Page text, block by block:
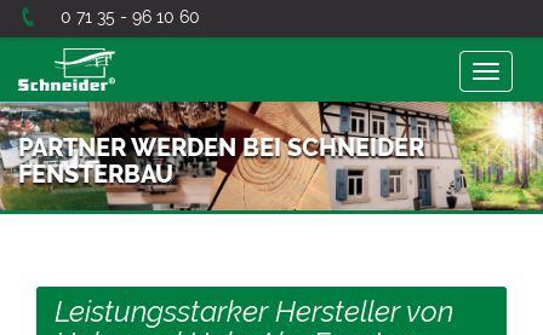
0 71 35 - 96 10 60
Toggle
PARTNER WERDEN BEI SCHNEIDER
FENSTERBAU
Leistungsstarker Hersteller von